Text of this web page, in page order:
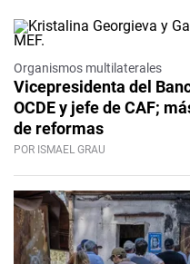
Organismos multilaterales
Vicepresidenta del
OCDE y jefe de CAF;
de reformas
POR ISMAEL GRAU